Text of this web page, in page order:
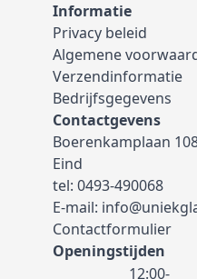
Informatie
Privacy beleid
Algemene
Verzendinformatie
Bedrijfsgegevens
Contactgevens
Boerenkamplaan
Eind
tel: 0493-490068
E-mail:
Contactformulier
Openingstijden
12:00-